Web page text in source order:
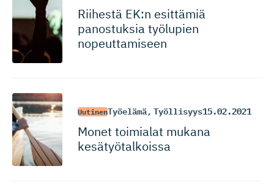
Riihestä EK:n esittämiä
panostuksia työlupien
nopeuttamiseen
UutinenTyöelämä, Työllisyys15.02.2021
Monet toimialat mukana
kesätyötalkoissa